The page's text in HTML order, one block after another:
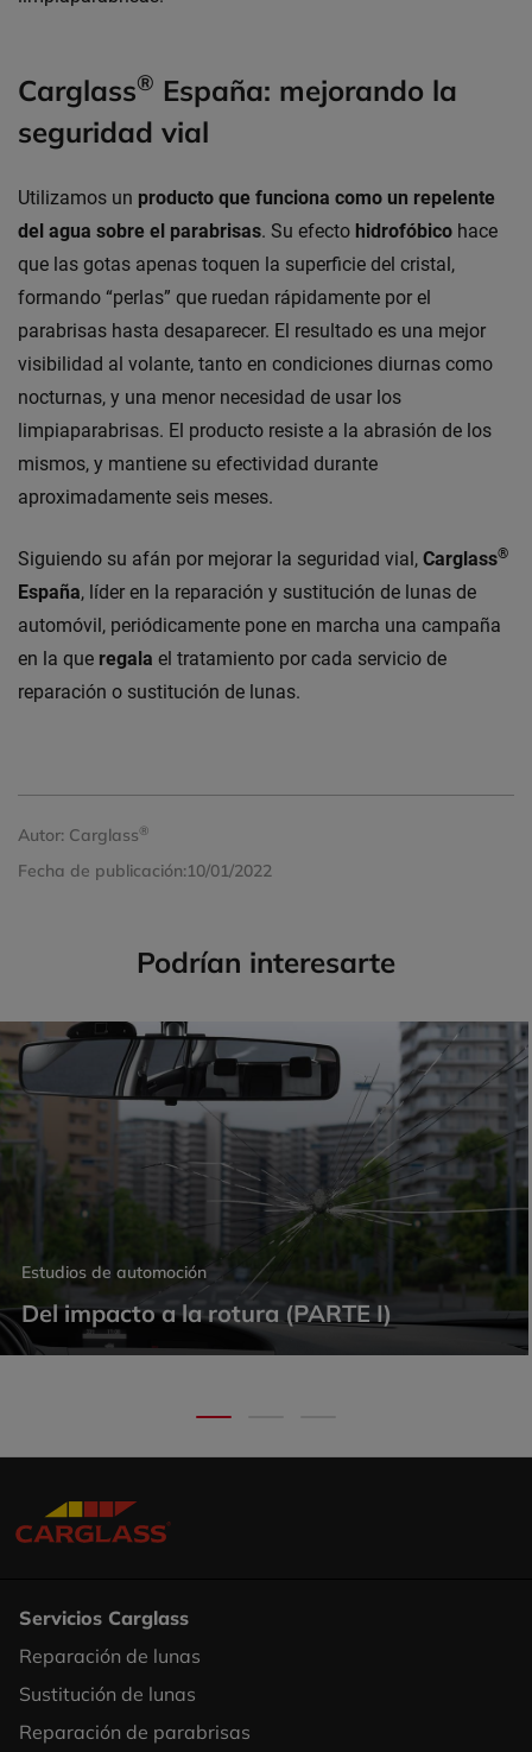
Carglass® España: mejorando la
seguridad vial
Utilizamos un producto que funciona como un repelente
del agua sobre el parabrisas. Su efecto hidrofóbico hace
que las gotas apenas toquen la superficie del cristal,
formando “perlas” que ruedan rápidamente por el
parabrisas hasta desaparecer. El resultado es una mejor
visibilidad al volante, tanto en condiciones diurnas como
nocturnas, y una menor necesidad de usar los
limpiaparabrisas. El producto resiste a la abrasión de los
mismos, y mantiene su efectividad durante
aproximadamente seis meses.
Siguiendo su afán por mejorar la seguridad vial, Carglass®
España, líder en la reparación y sustitución de lunas de
automóvil, periódicamente pone en marcha una campaña
en la que regala el tratamiento por cada servicio de
reparación o sustitución de lunas.
Autor: Carglass®
Fecha de publicación:10/01/2022
Podrían interesarte
Estudios de automoción
Del impacto a la rotura (PARTE I)
Servicios Carglass
Footer
Column
Reparación de lunas
Sustitución de lunas
Reparación de parabrisas